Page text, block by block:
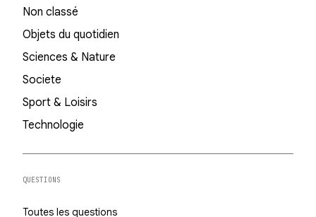
Non classé
Objets du quotidien
Sciences & Nature
Societe
Sport & Loisirs
Technologie
QUESTIONS
Toutes les questions